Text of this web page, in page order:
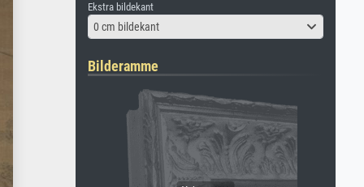
Ekstra bildekant
0 cm bildekant
Bilderamme